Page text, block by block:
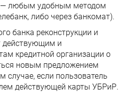
— любым удобным методом
либо через банкомат).
банка реконструкции и
действующим и
кредитной организации о
новым предложением
случае, если пользователь
действующей карты УБРиР.